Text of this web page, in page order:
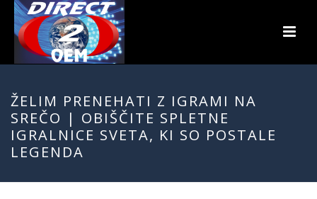
ŽELIM PRENEHATI Z IGRAMI NA
SREČO | OBIŠČITE SPLETNE
IGRALNICE SVETA, KI SO POSTALE
LEGENDA